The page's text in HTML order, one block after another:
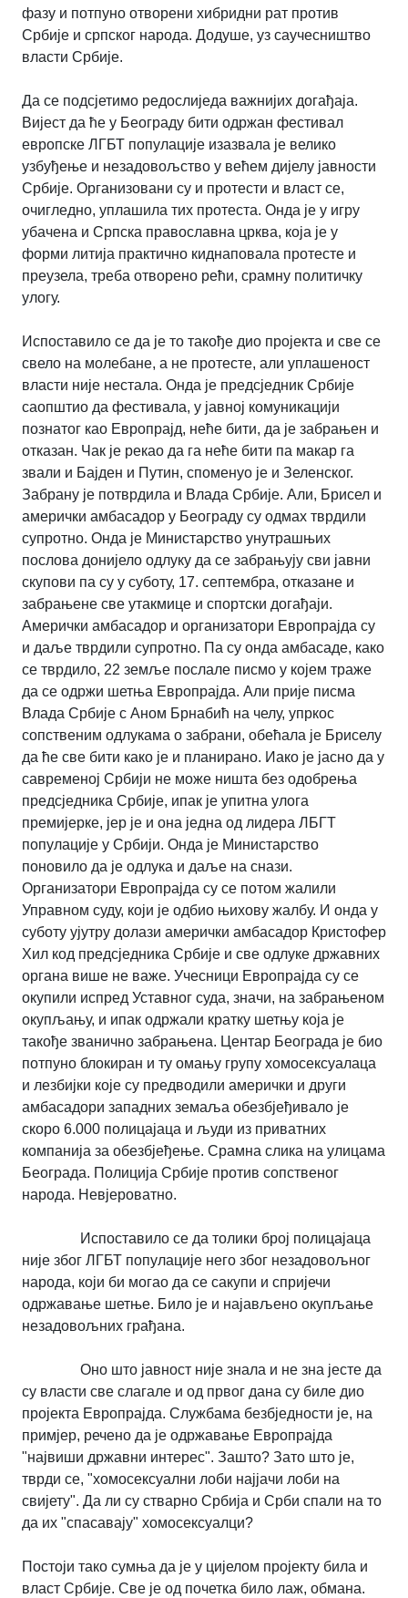
фазу и потпуно отворени хибридни рат против
Србије и српског народа. Додуше, уз саучесништво
власти Србије.
Да се подсјетимо редослиједа важнијих догађаја.
Вијест да ће у Београду бити одржан фестивал
европске ЛГБТ популације изазвала је велико
узбуђење и незадовољство у већем дијелу јавности
Србије. Организовани су и протести и власт се,
очигледно, уплашила тих протеста. Онда је у игру
убачена и Српска православна црква, која је у
форми литија практично киднаповала протесте и
преузела, треба отворено рећи, срамну политичку
улогу.
Испоставило се да је то такође дио пројекта и све се
свело на молебане, а не протесте, али уплашеност
власти није нестала. Онда је предсједник Србије
саопштио да фестивала, у јавној комуникацији
познатог као Европрајд, неће бити, да је забрањен и
отказан. Чак је рекао да га неће бити па макар га
звали и Бајден и Путин, споменуо је и Зеленског.
Забрану је потврдила и Влада Србије. Али, Брисел и
амерички амбасадор у Београду су одмах тврдили
супротно. Онда је Министарство унутрашњих
послова донијело одлуку да се забрањују сви јавни
скупови па су у суботу, 17. септембра, отказане и
забрањене све утакмице и спортски догађаји.
Амерички амбасадор и организатори Европрајда су
и даље тврдили супротно. Па су онда амбасаде, како
се тврдило, 22 земље послале писмо у којем траже
да се одржи шетња Европрајда. Али прије писма
Влада Србије с Аном Брнабић на челу, упркос
сопственим одлукама о забрани, обећала је Бриселу
да ће све бити како је и планирано. Иако је јасно да у
савременој Србији не може ништа без одобрења
предсједника Србије, ипак је упитна улога
премијерке, јер је и она једна од лидера ЛБГТ
популације у Србији. Онда је Министарство
поновило да је одлука и даље на снази.
Организатори Европрајда су се потом жалили
Управном суду, који је одбио њихову жалбу. И онда у
суботу ујутру долази амерички амбасадор Кристофер
Хил код предсједника Србије и све одлуке државних
органа више не важе. Учесници Европрајда су се
окупили испред Уставног суда, значи, на забрањеном
окупљању, и ипак одржали кратку шетњу која је
такође званично забрањена. Центар Београда је био
потпуно блокиран и ту омању групу хомосексуалаца
и лезбијки које су предводили амерички и други
амбасадори западних земаља обезбјеђивало је
скоро 6.000 полицајаца и људи из приватних
компанија за обезбјеђење. Срамна слика на улицама
Београда. Полиција Србије против сопственог
народа. Невјероватно.
Испоставило се да толики број полицајаца
није због ЛГБТ популације него због незадовољног
народа, који би могао да се сакупи и спријечи
одржавање шетње. Било је и најављено окупљање
незадовољних грађана.
Оно што јавност није знала и не зна јесте да
су власти све слагале и од првог дана су биле дио
пројекта Европрајда. Службама безбједности је, на
примјер, речено да је одржавање Европрајда
"највиши државни интерес". Зашто? Зато што је,
тврди се, "хомосексуални лоби најјачи лоби на
свијету". Да ли су стварно Србија и Срби спали на то
да их "спасавају" хомосексуалци?
Постоји тако сумња да је у цијелом пројекту била и
власт Србије. Све је од почетка било лаж, обмана.